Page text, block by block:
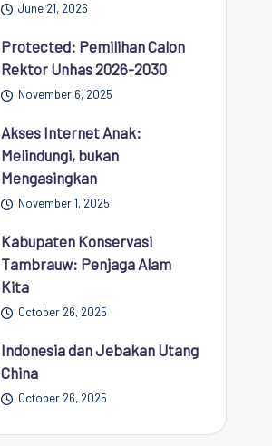
June 21, 2026
Protected: Pemilihan Calon
Rektor Unhas 2026-2030
November 6, 2025
Akses Internet Anak:
Melindungi, bukan
Mengasingkan
November 1, 2025
Kabupaten Konservasi
Tambrauw: Penjaga Alam
Kita
October 26, 2025
Indonesia dan Jebakan Utang
China
October 26, 2025